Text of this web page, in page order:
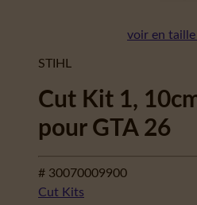
voir en
STIHL
Cut Kit 1,
pour GTA 26
# 30070009900
Cut Kits